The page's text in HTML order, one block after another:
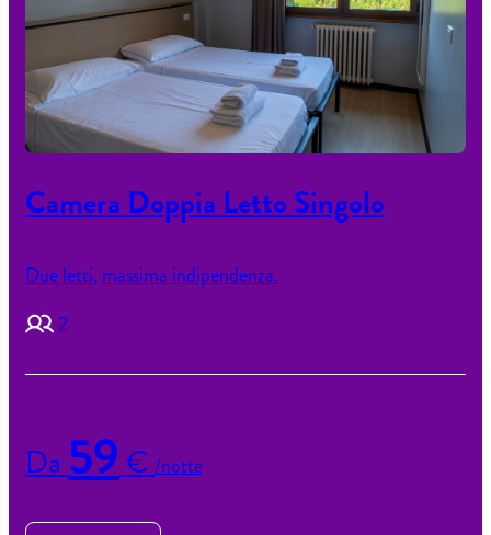
Camera Doppia Letto Singolo
Due letti, massima indipendenza.
2
Da59€/notte